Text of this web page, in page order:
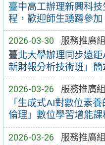
臺中高工辦理新興科
程，歡迎師生踴躍參加
2026-03-30 服務推廣組
臺北大學辦理同步遠
新財報分析技術班」簡
2026-03-26 服務推廣組
「生成式AI對數位素
倫理」數位學習增能課
2026-03-26 服務推廣組